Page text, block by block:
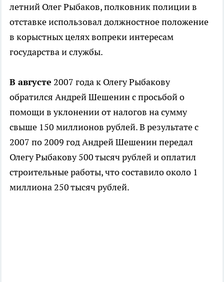
летний Олег Рыбаков, полковник полиции в
отставке использовал должностное положение
в корыстных целях вопреки интересам
государства и службы.
В августе 2007 года к Олегу Рыбакову
обратился Андрей Шешенин с просьбой о
помощи в уклонении от налогов на сумму
свыше 150 миллионов рублей. В результате с
2007 по 2009 год Андрей Шешенин передал
Олегу Рыбакову 500 тысяч рублей и оплатил
строительные работы, что составило около 1
миллиона 250 тысяч рублей.